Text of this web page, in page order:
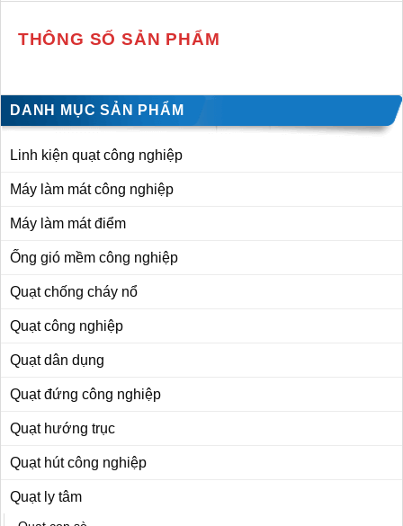
THÔNG SỐ SẢN PHẨM
DANH MỤC SẢN PHẨM
Linh kiện quạt công nghiệp
Máy làm mát công nghiệp
Máy làm mát điểm
Ống gió mềm công nghiệp
Quạt chống cháy nổ
Quạt công nghiệp
Quạt dân dụng
Quạt đứng công nghiệp
Quạt hướng trục
Quạt hút công nghiệp
Quạt ly tâm